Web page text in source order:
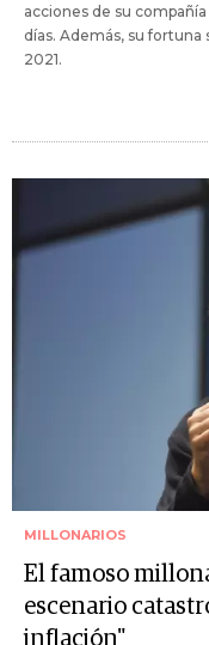
acciones de su
días. Además, su
2021.
MILLONARIOS
El famoso
escenario
inflación"